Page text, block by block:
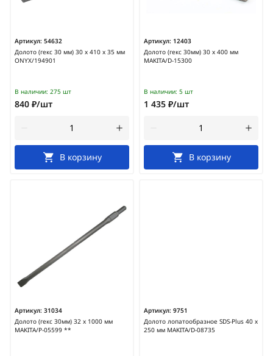
Артикул: 54632
Долото (гекс 30 мм) 30 х 410 х 35 мм
ONYX/194901
В наличии: 275 шт
840 ₽/шт
В корзину
Артикул: 12403
Долото (гекс 30мм) 30 х 400 мм
MAKITA/D-15300
В наличии: 5 шт
1 435 ₽/шт
В корзину
Артикул: 31034
Долото (гекс 30мм) 32 х 1000 мм
MAKITA/P-05599 **
Артикул: 9751
Долото лопатообразное SDS-Plus 40 х
250 мм MAKITA/D-08735